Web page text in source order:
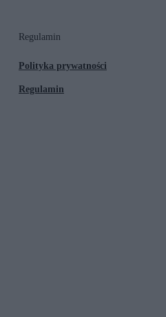
Regulamin
Polityka prywatności
Regulamin